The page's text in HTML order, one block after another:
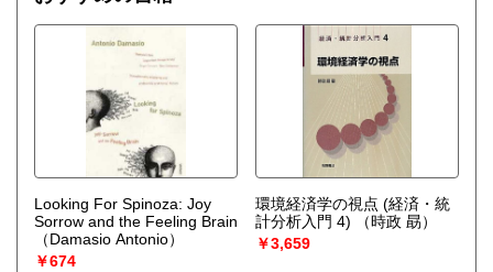
Looking For Spinoza: Joy
Sorrow and the Feeling Brain
（Damasio Antonio）
￥674
環境経済学の視点 (経済・統
計分析入門 4)
（時政 勗）
￥3,659